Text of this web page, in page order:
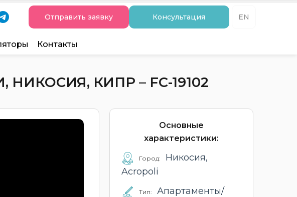
Отправить заявку Консультация EN
Контакты
КИПР – FC-19102
Основные
характеристики:
Город:
Никосия,
Acropoli
Тип:
Апартаменты/